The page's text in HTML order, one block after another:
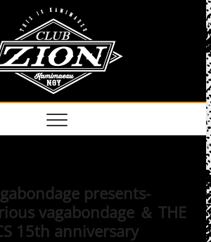
presents-
vagabondage ＆ THE
15th anniversary